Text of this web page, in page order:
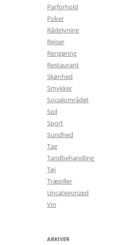
Parforhold
Poker
Rådgivning
Rejser
Rengøring
Restaurant
Skønhed
Smykker
Socialområdet
Spil
Sport
Sundhed
Tag
Tandbehandling
Tøj
Træpiller
Uncategorized
Vin
ARKIVER